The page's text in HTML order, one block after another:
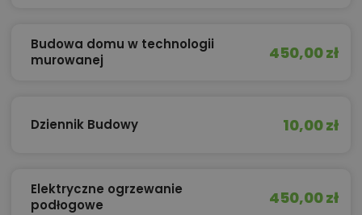
Budowa domu w technologii
murowanej
450,00 zł
Dziennik Budowy 10,00 zł
Elektryczne ogrzewanie
podłogowe
450,00 zł